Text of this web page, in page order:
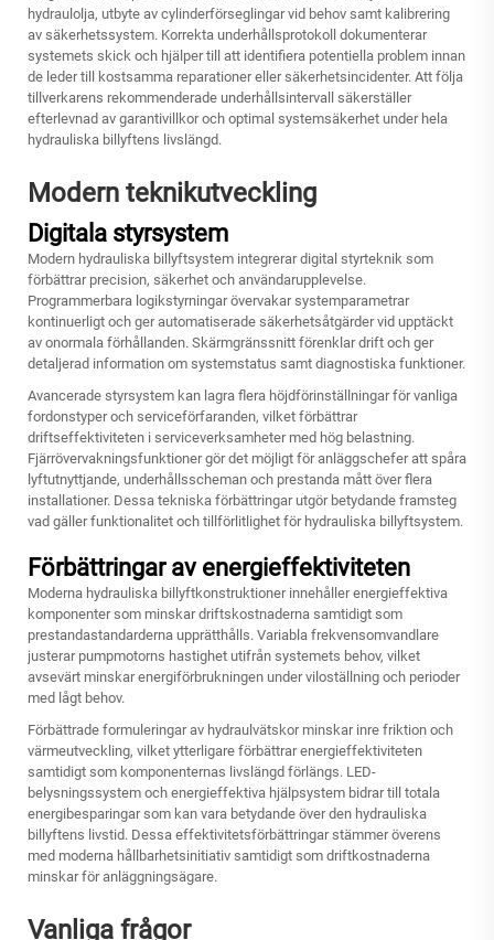
hydraulolja, utbyte av cylinderförseglingar vid behov samt kalibrering
av säkerhetssystem. Korrekta underhållsprotokoll dokumenterar
systemets skick och hjälper till att identifiera potentiella problem innan
de leder till kostsamma reparationer eller säkerhetsincidenter. Att följa
tillverkarens rekommenderade underhållsintervall säkerställer
efterlevnad av garantivillkor och optimal systemsäkerhet under hela
hydrauliska billyftens livslängd.
Modern teknikutveckling
Digitala styrsystem
Modern hydrauliska billyftsystem integrerar digital styrteknik som
förbättrar precision, säkerhet och användarupplevelse.
Programmerbara logikstyrningar övervakar systemparametrar
kontinuerligt och ger automatiserade säkerhetsåtgärder vid upptäckt
av onormala förhållanden. Skärmgränssnitt förenklar drift och ger
detaljerad information om systemstatus samt diagnostiska funktioner.
Avancerade styrsystem kan lagra flera höjdförinställningar för vanliga
fordonstyper och serviceförfaranden, vilket förbättrar
driftseffektiviteten i serviceverksamheter med hög belastning.
Fjärrövervakningsfunktioner gör det möjligt för anläggschefer att spåra
lyftutnyttjande, underhållsscheman och prestanda mått över flera
installationer. Dessa tekniska förbättringar utgör betydande framsteg
vad gäller funktionalitet och tillförlitlighet för hydrauliska billyftsystem.
Förbättringar av energieffektiviteten
Moderna hydrauliska billyftkonstruktioner innehåller energieffektiva
komponenter som minskar driftskostnaderna samtidigt som
prestandastandarderna upprätthålls. Variabla frekvensomvandlare
justerar pumpmotorns hastighet utifrån systemets behov, vilket
avsevärt minskar energiförbrukningen under viloställning och perioder
med lågt behov.
Förbättrade formuleringar av hydraulvätskor minskar inre friktion och
värmeutveckling, vilket ytterligare förbättrar energieffektiviteten
samtidigt som komponenternas livslängd förlängs. LED-
belysningssystem och energieffektiva hjälpsystem bidrar till totala
energibesparingar som kan vara betydande över den hydrauliska
billyftens livstid. Dessa effektivitetsförbättringar stämmer överens
med moderna hållbarhetsinitiativ samtidigt som driftkostnaderna
minskar för anläggningsägare.
Vanliga frågor